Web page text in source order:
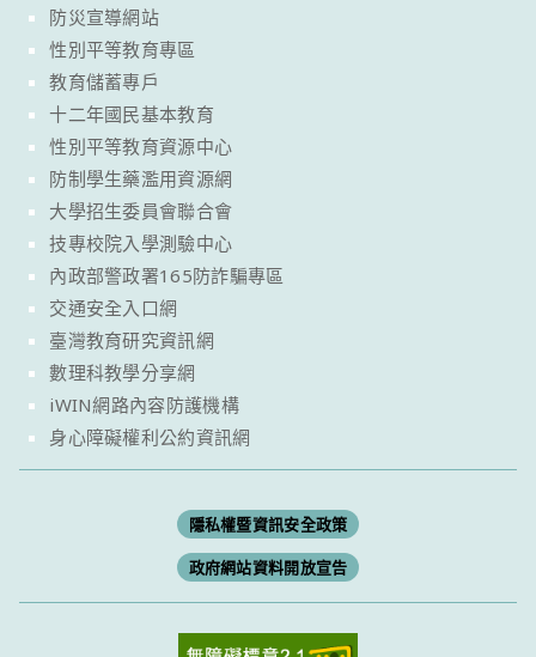
防災宣導網站
性別平等教育專區
教育儲蓄專戶
十二年國民基本教育
性別平等教育資源中心
防制學生藥濫用資源網
大學招生委員會聯合會
技專校院入學測驗中心
內政部警政署165防詐騙專區
交通安全入口網
臺灣教育研究資訊網
數理科教學分享網
iWIN網路內容防護機構
身心障礙權利公約資訊網
隱私權暨資訊安全政策
政府網站資料開放宣告